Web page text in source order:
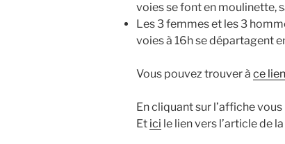
voies se font en moulinette,
Les 3 femmes et les 3
voies à 16h se départagent
Vous pouvez trouver à ce lien
En cliquant sur l’affiche
Et ici le lien vers l’article de